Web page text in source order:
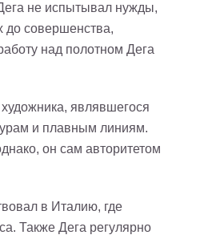
не испытывал нужды,
до совершенства,
над полотном Дега
являвшегося
и плавным линиям.
он сам авторитетом
в Италию, где
Также Дега регулярно